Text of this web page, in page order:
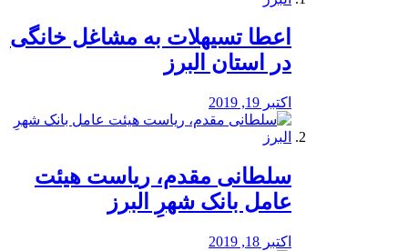
️اعطا تسیهلات به مشاغل خانگی
در استان البرز
اکتبر 19, 2019
سلطانی مقدم، ریاست هیئت
عامل بانک شهرِ البرز
اکتبر 18, 2019